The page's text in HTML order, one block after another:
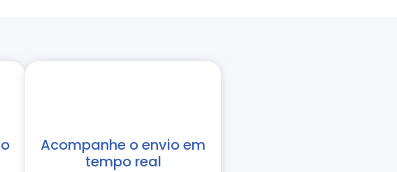
Acompanhe o envio em
tempo real